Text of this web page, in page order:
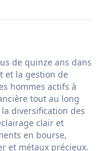
de quinze ans dans
et la gestion de
hommes actifs à
tout au long
diversification des
clair et
en bourse,
et métaux précieux.